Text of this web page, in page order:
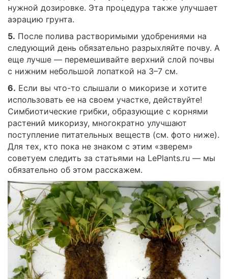
нужной дозировке. Эта процедура также улучшает
аэрацию грунта.
5. После полива растворимыми удобрениями на
следующий день обязательно разрыхляйте почву. А
еще лучше — перемешивайте верхний слой почвы
с нижним небольшой лопаткой на 3–7 см.
6. Если вы что-то слышали о микоризе и хотите
использовать ее на своем участке, действуйте!
Симбиотические грибки, образующие с корнями
растений микоризу, многократно улучшают
поступление питательных веществ (см. фото ниже).
Для тех, кто пока не знаком с этим «зверем»
советуем следить за статьями на LePlants.ru — мы
обязательно об этом расскажем.